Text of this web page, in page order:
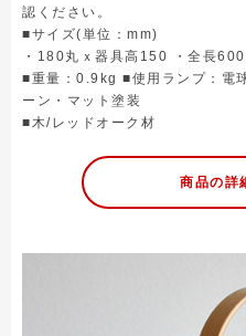
認ください。
■サイズ(単位：mm)
・180丸ｘ器具高150 ・全長
■重量：0.9kg ■使用ランプ：電
ーン・マット塗装
■木/レッドオーク材
商品の詳